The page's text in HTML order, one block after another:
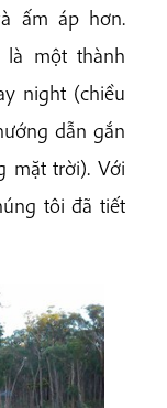
ấm áp hơn.
là một thành
night (chiều
dẫn gắn
mặt trời). Với
tôi đã tiết